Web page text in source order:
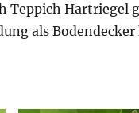
Teppich Hartriegel
als